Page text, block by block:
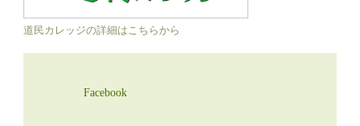
道民カレッジの詳細はこちらから
Facebook